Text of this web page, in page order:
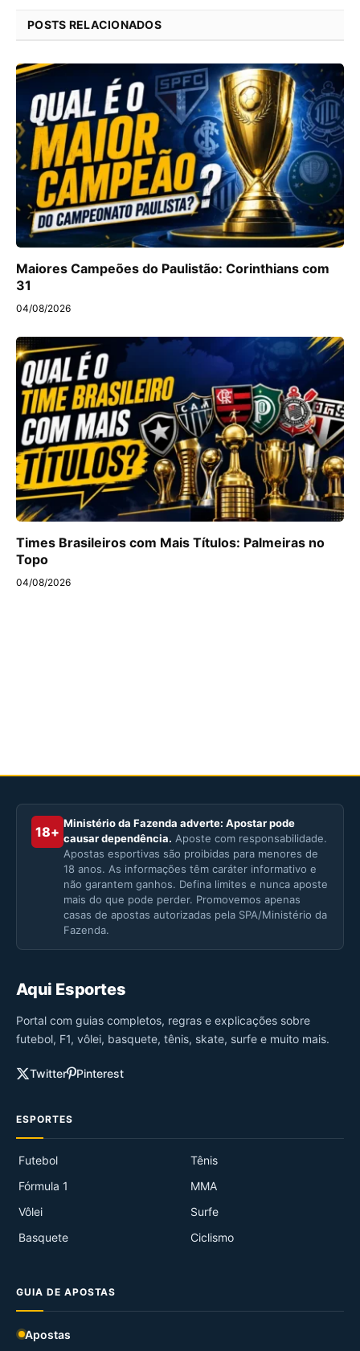
POSTS RELACIONADOS
Maiores Campeões do Paulistão: Corinthians com
31
04/08/2026
Times Brasileiros com Mais Títulos: Palmeiras no
Topo
04/08/2026
18+
Ministério da Fazenda adverte: Apostar pode
causar dependência. Aposte com responsabilidade.
Apostas esportivas são proibidas para menores de
18 anos. As informações têm caráter informativo e
não garantem ganhos. Defina limites e nunca aposte
mais do que pode perder. Promovemos apenas
casas de apostas autorizadas pela SPA/Ministério da
Fazenda.
Aqui Esportes
Portal com guias completos, regras e explicações sobre
futebol, F1, vôlei, basquete, tênis, skate, surfe e muito mais.
Twitter Pinterest
ESPORTES
Futebol
Fórmula 1
Vôlei
Basquete
Tênis
MMA
Surfe
Ciclismo
GUIA DE APOSTAS
Apostas